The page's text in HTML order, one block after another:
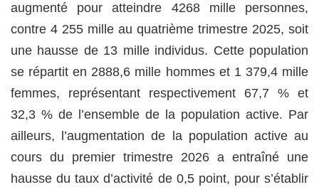
augmenté pour atteindre 4268 mille personnes,
contre 4 255 mille au quatrième trimestre 2025, soit
une hausse de 13 mille individus. Cette population
se répartit en 2888,6 mille hommes et 1 379,4 mille
femmes, représentant respectivement 67,7 % et
32,3 % de l’ensemble de la population active. Par
ailleurs, l’augmentation de la population active au
cours du premier trimestre 2026 a entraîné une
hausse du taux d’activité de 0,5 point, pour s’établir